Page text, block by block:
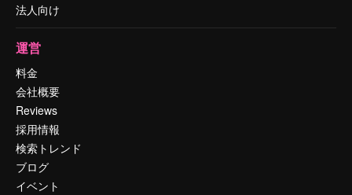
法人向け
運営
料金
会社概要
Reviews
採用情報
検索トレンド
ブログ
イベント